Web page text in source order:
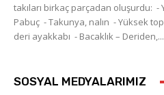
takıları birkaç parçadan oluşurdu: - Yuvarlak deri ayakkabı -
Pabuç - Takunya, nalın - Yüksek topuklu çizme - Dikişli yumuşak
deri ayakkabı - Bacaklık – Deriden,...
SOSYAL MEDYALARIMIZ